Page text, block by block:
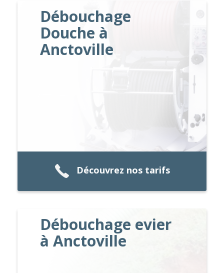
Débouchage
Douche à
Anctoville
Découvrez nos tarifs
Débouchage evier
à Anctoville